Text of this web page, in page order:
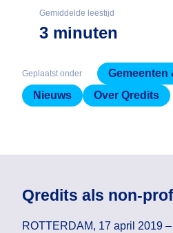
Gemiddelde leestijd
3 minuten
Geplaatst onder
Gemeenten
Nieuws
Over Qredits
Qredits als non-
ROTTERDAM, 17 april 2019